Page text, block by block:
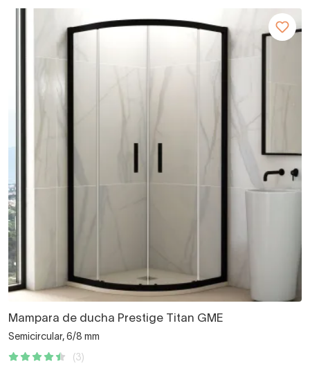
Mampara de ducha Prestige Titan GME
Semicircular, 6/8 mm
(3)